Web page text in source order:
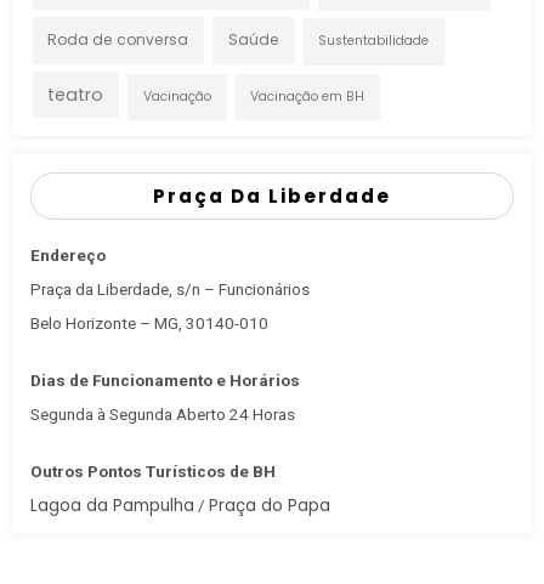
Roda de conversa Saúde Sustentabilidade
teatro Vacinação Vacinação em BH
Praça Da Liberdade
Endereço
Praça da Liberdade, s/n – Funcionários
Belo Horizonte – MG, 30140-010
Dias de Funcionamento e Horários
Segunda à Segunda Aberto 24 Horas
Outros Pontos Turísticos de BH
Lagoa da Pampulha / Praça do Papa